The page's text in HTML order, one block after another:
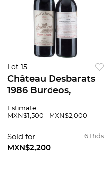
Lot 15
Château Desbarats
1986 Burdeos,
punta del hombro
La Providence 1988
Pomerol, Francia 92
Estimate
MXN$1,500 - MXN$2,000
6 Bids
Sold for
MXN$2,200